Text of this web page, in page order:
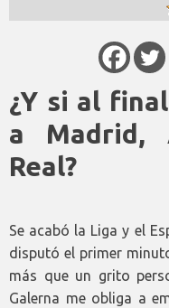
¿Y si al
a Madrid,
Real?
Se acabó la Liga y el
disputó el primer
más que un grito
Galerna me obliga a